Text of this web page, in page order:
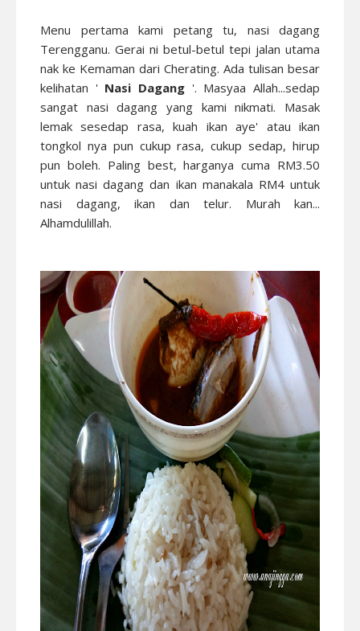
Menu pertama kami petang tu, nasi dagang
Terengganu. Gerai ni betul-betul tepi jalan utama
nak ke Kemaman dari Cherating. Ada tulisan besar
kelihatan ' Nasi Dagang '. Masyaa Allah...sedap
sangat nasi dagang yang kami nikmati. Masak
lemak sesedap rasa, kuah ikan aye' atau ikan
tongkol nya pun cukup rasa, cukup sedap, hirup
pun boleh. Paling best, harganya cuma RM3.50
untuk nasi dagang dan ikan manakala RM4 untuk
nasi dagang, ikan dan telur. Murah kan...
Alhamdulillah.